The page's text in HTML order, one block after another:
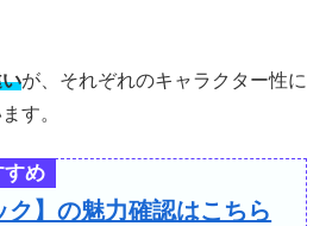
が、それぞれのキャラクター性に
す。
すめ
ク】の魅力確認はこちら